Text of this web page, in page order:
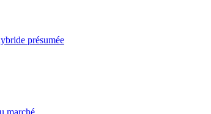
présumée
marché